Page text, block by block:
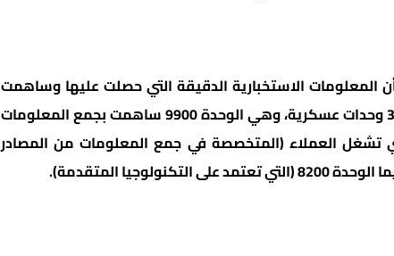
الاستخبارية الدقيقة التي حصلت عليها وساهمت
بتنفيذ العملية واغتيال نصر الله، استندت إلى 3 وحدات عسكرية، وهي الوحدة 9900 ساهمت بجمع المعلومات
من المصادر
المتقدمة).